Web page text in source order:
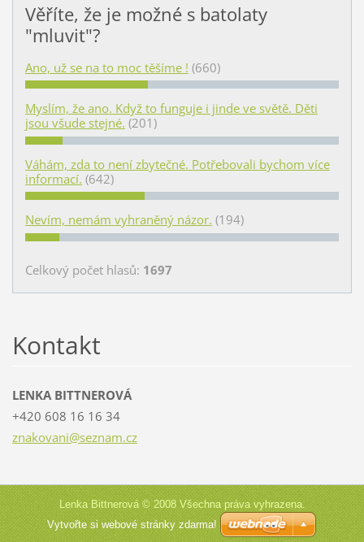
Věříte, že je možné s batolaty
"mluvit"?
Ano, už se na to moc těšíme ! (660)
Myslím, že ano. Když to funguje i jinde ve světě. Děti
jsou všude stejné. (201)
Váhám, zda to není zbytečné. Potřebovali bychom více
informací. (642)
Nevím, nemám vyhraněný názor. (194)
Celkový počet hlasů: 1697
Kontakt
LENKA BITTNEROVÁ
+420 608 16 16 34
znakovani@seznam.cz
Lenka Bittnerová © 2008 Všechna práva vyhrazena.
Vytvořte si webové stránky zdarma!